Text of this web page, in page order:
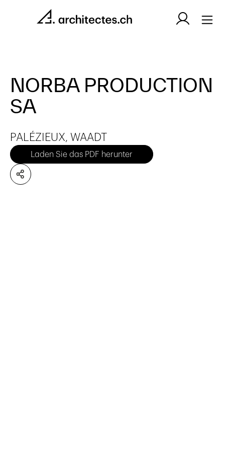
NORBA PRODUCTION
SA
PALÉZIEUX, WAADT
Laden Sie das PDF herunter